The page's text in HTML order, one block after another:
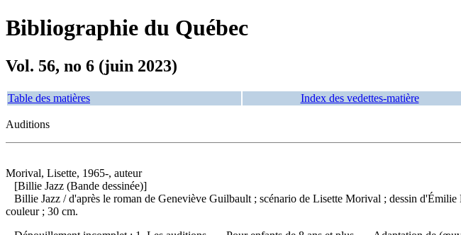
Bibliographie du Québec
Vol. 56, no 6 (juin 2023)
Table des matières Index des vedettes-matière
Auditions
Morival, Lisette, 1965-, auteur
[Billie Jazz (Bande dessinée)]
Billie Jazz / d'après le roman de Geneviève Guilbault ; scénario de Lisette Morival ; dessin
couleur ; 30 cm.